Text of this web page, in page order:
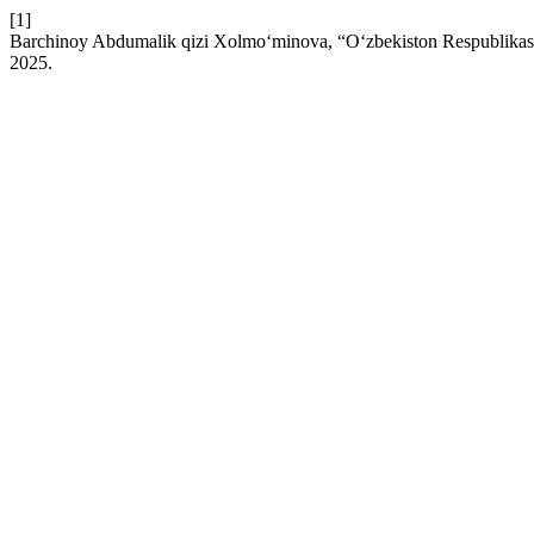
[1]
Barchinoy Abdumalik qizi Xolmo‘minova, “O‘zbekiston
2025.